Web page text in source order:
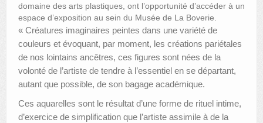
domaine des arts plastiques, ont l’opportunité d’accéder à un
espace d’exposition au sein du Musée de La Boverie.
« Créatures imaginaires peintes dans une variété de
couleurs et évoquant, par moment, les créations pariétales
de nos lointains ancêtres, ces figures sont nées de la
volonté de l’artiste de tendre à l’essentiel en se départant,
autant que possible, de son bagage académique.
Ces aquarelles sont le résultat d’une forme de rituel intime,
d’exercice de simplification que l’artiste assimile à de la